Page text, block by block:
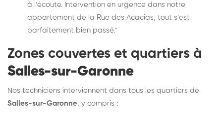
à l’écoute. Intervention en urgence dans notre
appartement de la Rue des Acacias, tout s’est
parfaitement bien passé."
Zones couvertes et quartiers à
Salles-sur-Garonne
Nos techniciens interviennent dans tous les quartiers de
Salles-sur-Garonne, y compris :